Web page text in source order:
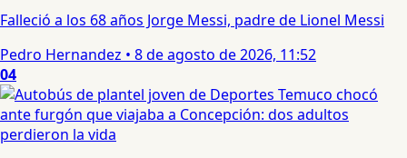
Falleció a los 68 años Jorge Messi, padre de Lionel Messi
Pedro Hernandez • 8 de agosto de 2026, 11:52
04